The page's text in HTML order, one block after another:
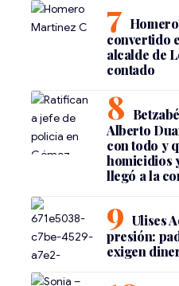
convertido
alcalde de
contado
Alberto
con todo y
homicidios
llegó a la
Ulises
presión:
exigen